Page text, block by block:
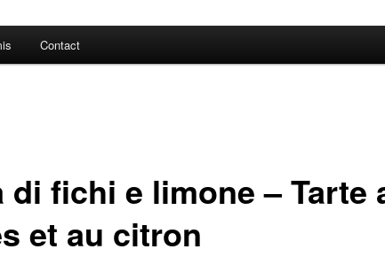
Contact
di fichi e limone – Tarte
et au citron